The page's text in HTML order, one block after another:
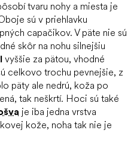
tvaru nohy a miesta je
sú v priehlavku
capačikov. V päte nie sú
skôr na nohu silnejšiu
vyššie za pätou, vhodné
celkovo trochu pevnejšie, z
päty ale nedrú, koža po
tak neškrtí. Hoci sú také
je iba jedna vrstva
kože, noha tak nie je